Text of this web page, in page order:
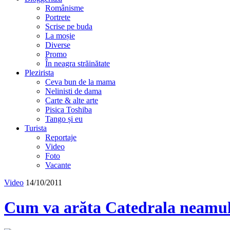
Românisme
Portrete
Scrise pe buda
La moșie
Diverse
Promo
În neagra străinătate
Plezirista
Ceva bun de la mama
Nelinisti de dama
Carte & alte arte
Pisica Toshiba
Tango și eu
Turista
Reportaje
Video
Foto
Vacante
Video 14/10/2011
Cum va arăta Catedrala